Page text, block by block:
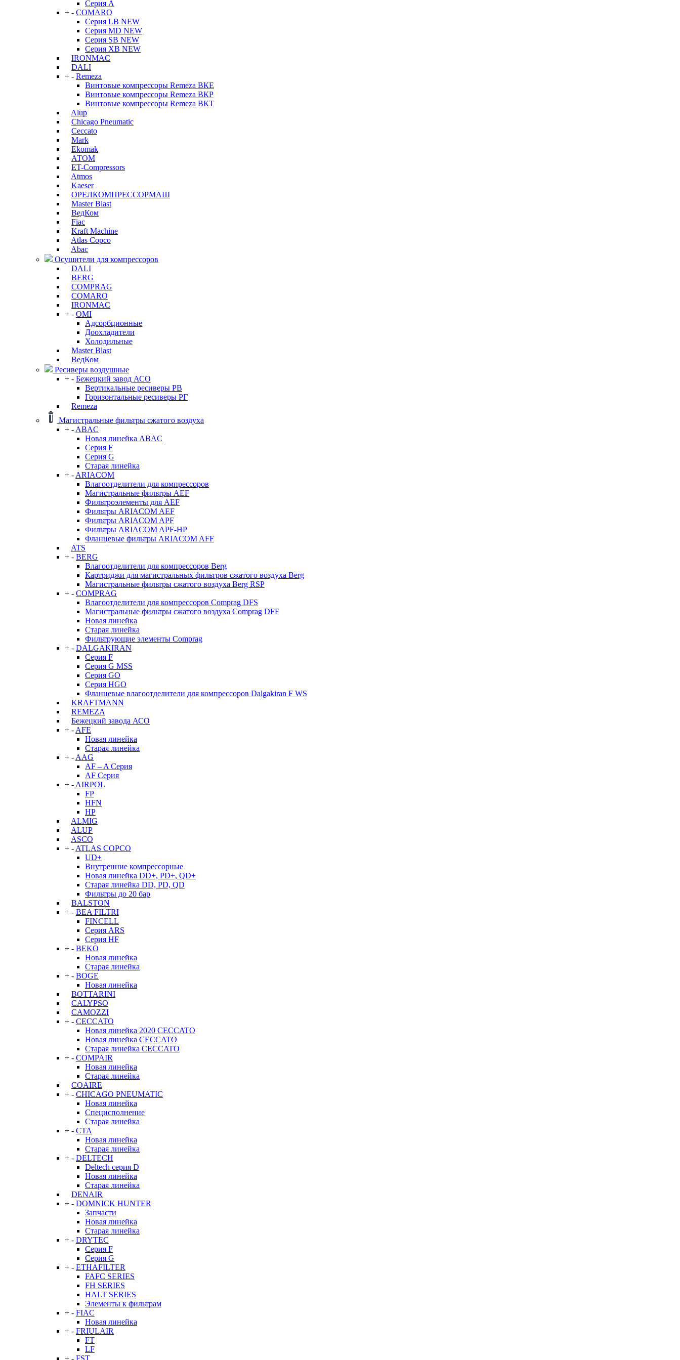
Серия А
+ - COMARO
Серия LB NEW
Серия MD NEW
Серия SB NEW
Серия XB NEW
IRONMAC
DALI
+ - Remeza
Винтовые компрессоры Remeza ВКЕ
Винтовые компрессоры Remeza ВКР
Винтовые компрессоры Remeza ВКТ
Alup
Chicago Pneumatic
Ceccato
Mark
Ekomak
АТОМ
ET-Compressors
Atmos
Kaeser
ОРЕЛКОМПРЕССОРМАШ
Master Blast
ВедКом
Fiac
Kraft Machine
Atlas Copco
Abac
Осушители для компрессоров
DALI
BERG
COMPRAG
COMARO
IRONMAC
+ - OMI
Адсорбционные
Доохладители
Холодильные
Master Blast
ВедКом
Ресиверы воздушные
+ - Бежецкий завод АСО
Вертикальные ресиверы РВ
Горизонтальные ресиверы РГ
Remeza
Магистральные фильтры сжатого воздуха
+ - ABAC
Новая линейка ABAC
Серия F
Серия G
Старая линейка
+ - ARIACOM
Влагоотделители для компрессоров
Магистральные фильтры AEF
Фильтроэлементы для AEF
Фильтры ARIACOM AEF
Фильтры ARIACOM APF
Фильтры ARIACOM APF-HP
Фланцевые фильтры ARIACOM AFF
ATS
+ - BERG
Влагоотделители для компрессоров Berg
Картриджи для магистральных фильтров сжатого воздуха Berg
Магистральные фильтры сжатого воздуха Berg RSP
+ - COMPRAG
Влагоотделители для компрессоров Comprag DFS
Магистральные фильтры сжатого воздуха Comprag DFF
Новая линейка
Старая линейка
Фильтрующие элементы Comprag
+ - DALGAKIRAN
Серия F
Серия G MSS
Серия GO
Серия HGO
Фланцевые влагоотделители для компрессоров Dalgakiran F WS
KRAFTMANN
REMEZA
Бежецкий завода АСО
+ - AFE
Новая линейка
Старая линейка
+ - AAG
AF – A Серия
AF Серия
+ - AIRPOL
FP
HFN
HP
ALMIG
ALUP
ASCO
+ - ATLAS COPCO
UD+
Внутренние компрессорные
Новая линейка DD+, PD+, QD+
Старая линейка DD, PD, QD
Фильтры до 20 бар
BALSTON
+ - BEA FILTRI
FINCELL
Серия ARS
Серия HF
+ - BEKO
Новая линейка
Старая линейка
+ - BOGE
Новая линейка
BOTTARINI
CALYPSO
CAMOZZI
+ - CECCATO
Новая линейка 2020 CECCATO
Новая линейка CECCATO
Старая линейка CECCATO
+ - COMPAIR
Новая линейка
Старая линейка
COAIRE
+ - CHICAGO PNEUMATIC
Новая линейка
Специсполнение
Старая линейка
+ - CTA
Новая линейка
Старая линейка
+ - DELTECH
Deltech серия D
Новая линейка
Старая линейка
DENAIR
+ - DOMNICK HUNTER
Запчасти
Новая линейка
Старая линейка
+ - DRYTEC
Серия F
Серия G
+ - ETHAFILTER
FAFC SERIES
FH SERIES
HALT SERIES
Элементы к фильтрам
+ - FIAC
Новая линейка
+ - FRIULAIR
FT
LF
+ - FST